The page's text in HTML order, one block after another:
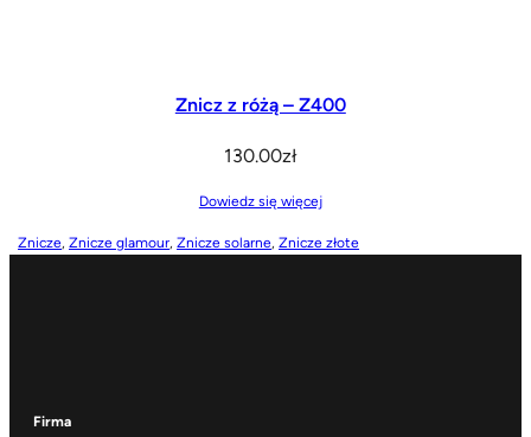
Znicz z różą – Z400
130.00zł
Dowiedz się więcej
Znicze, Znicze glamour, Znicze solarne, Znicze złote
Firma